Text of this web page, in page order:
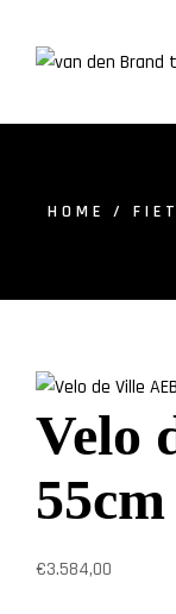
HOME /
Velo
€3.584,00